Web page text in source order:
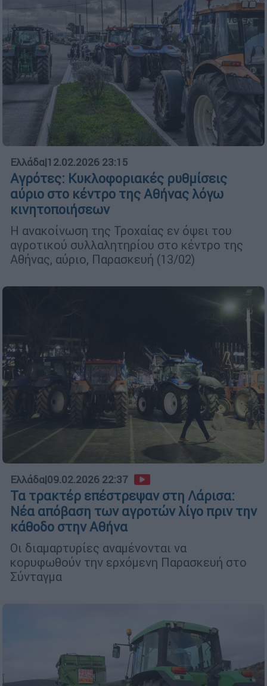
Ελλάδα|12.02.2026 23:15
Αγρότες: Κυκλοφοριακές ρυθμίσεις
αύριο στο κέντρο της Αθήνας λόγω
κινητοποιήσεων
Η ανακοίνωση της Τροχαίας εν όψει του
αγροτικού συλλαλητηρίου στο κέντρο της
Αθήνας, αύριο, Παρασκευή (13/02)
Ελλάδα|09.02.2026 22:37
Τα τρακτέρ επέστρεψαν στη Λάρισα:
Νέα απόβαση των αγροτών λίγο πριν την
κάθοδο στην Αθήνα
Οι διαμαρτυρίες αναμένονται να
κορυφωθούν την ερχόμενη Παρασκευή στο
Σύνταγμα